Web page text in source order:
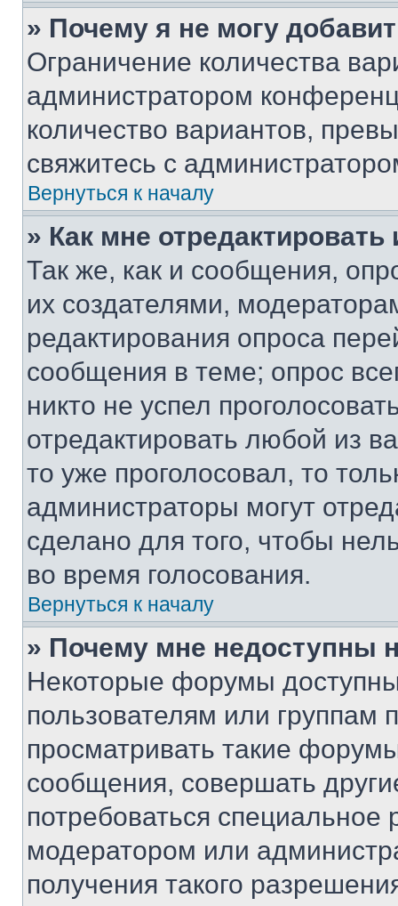
» Почему я не могу
Ограничение количества
администратором
количество вариантов,
свяжитесь с
Вернуться к началу
» Как мне
Так же, как и сообщения,
их создателями,
редактирования опроса
сообщения в теме; опрос
никто не успел
отредактировать любой из
то уже проголосовал, то
администраторы могут
сделано для того, чтобы
во время голосования.
Вернуться к началу
» Почему мне недоступны
Некоторые форумы
пользователям или группам
просматривать такие
сообщения, совершать
потребоваться
модератором или
получения такого